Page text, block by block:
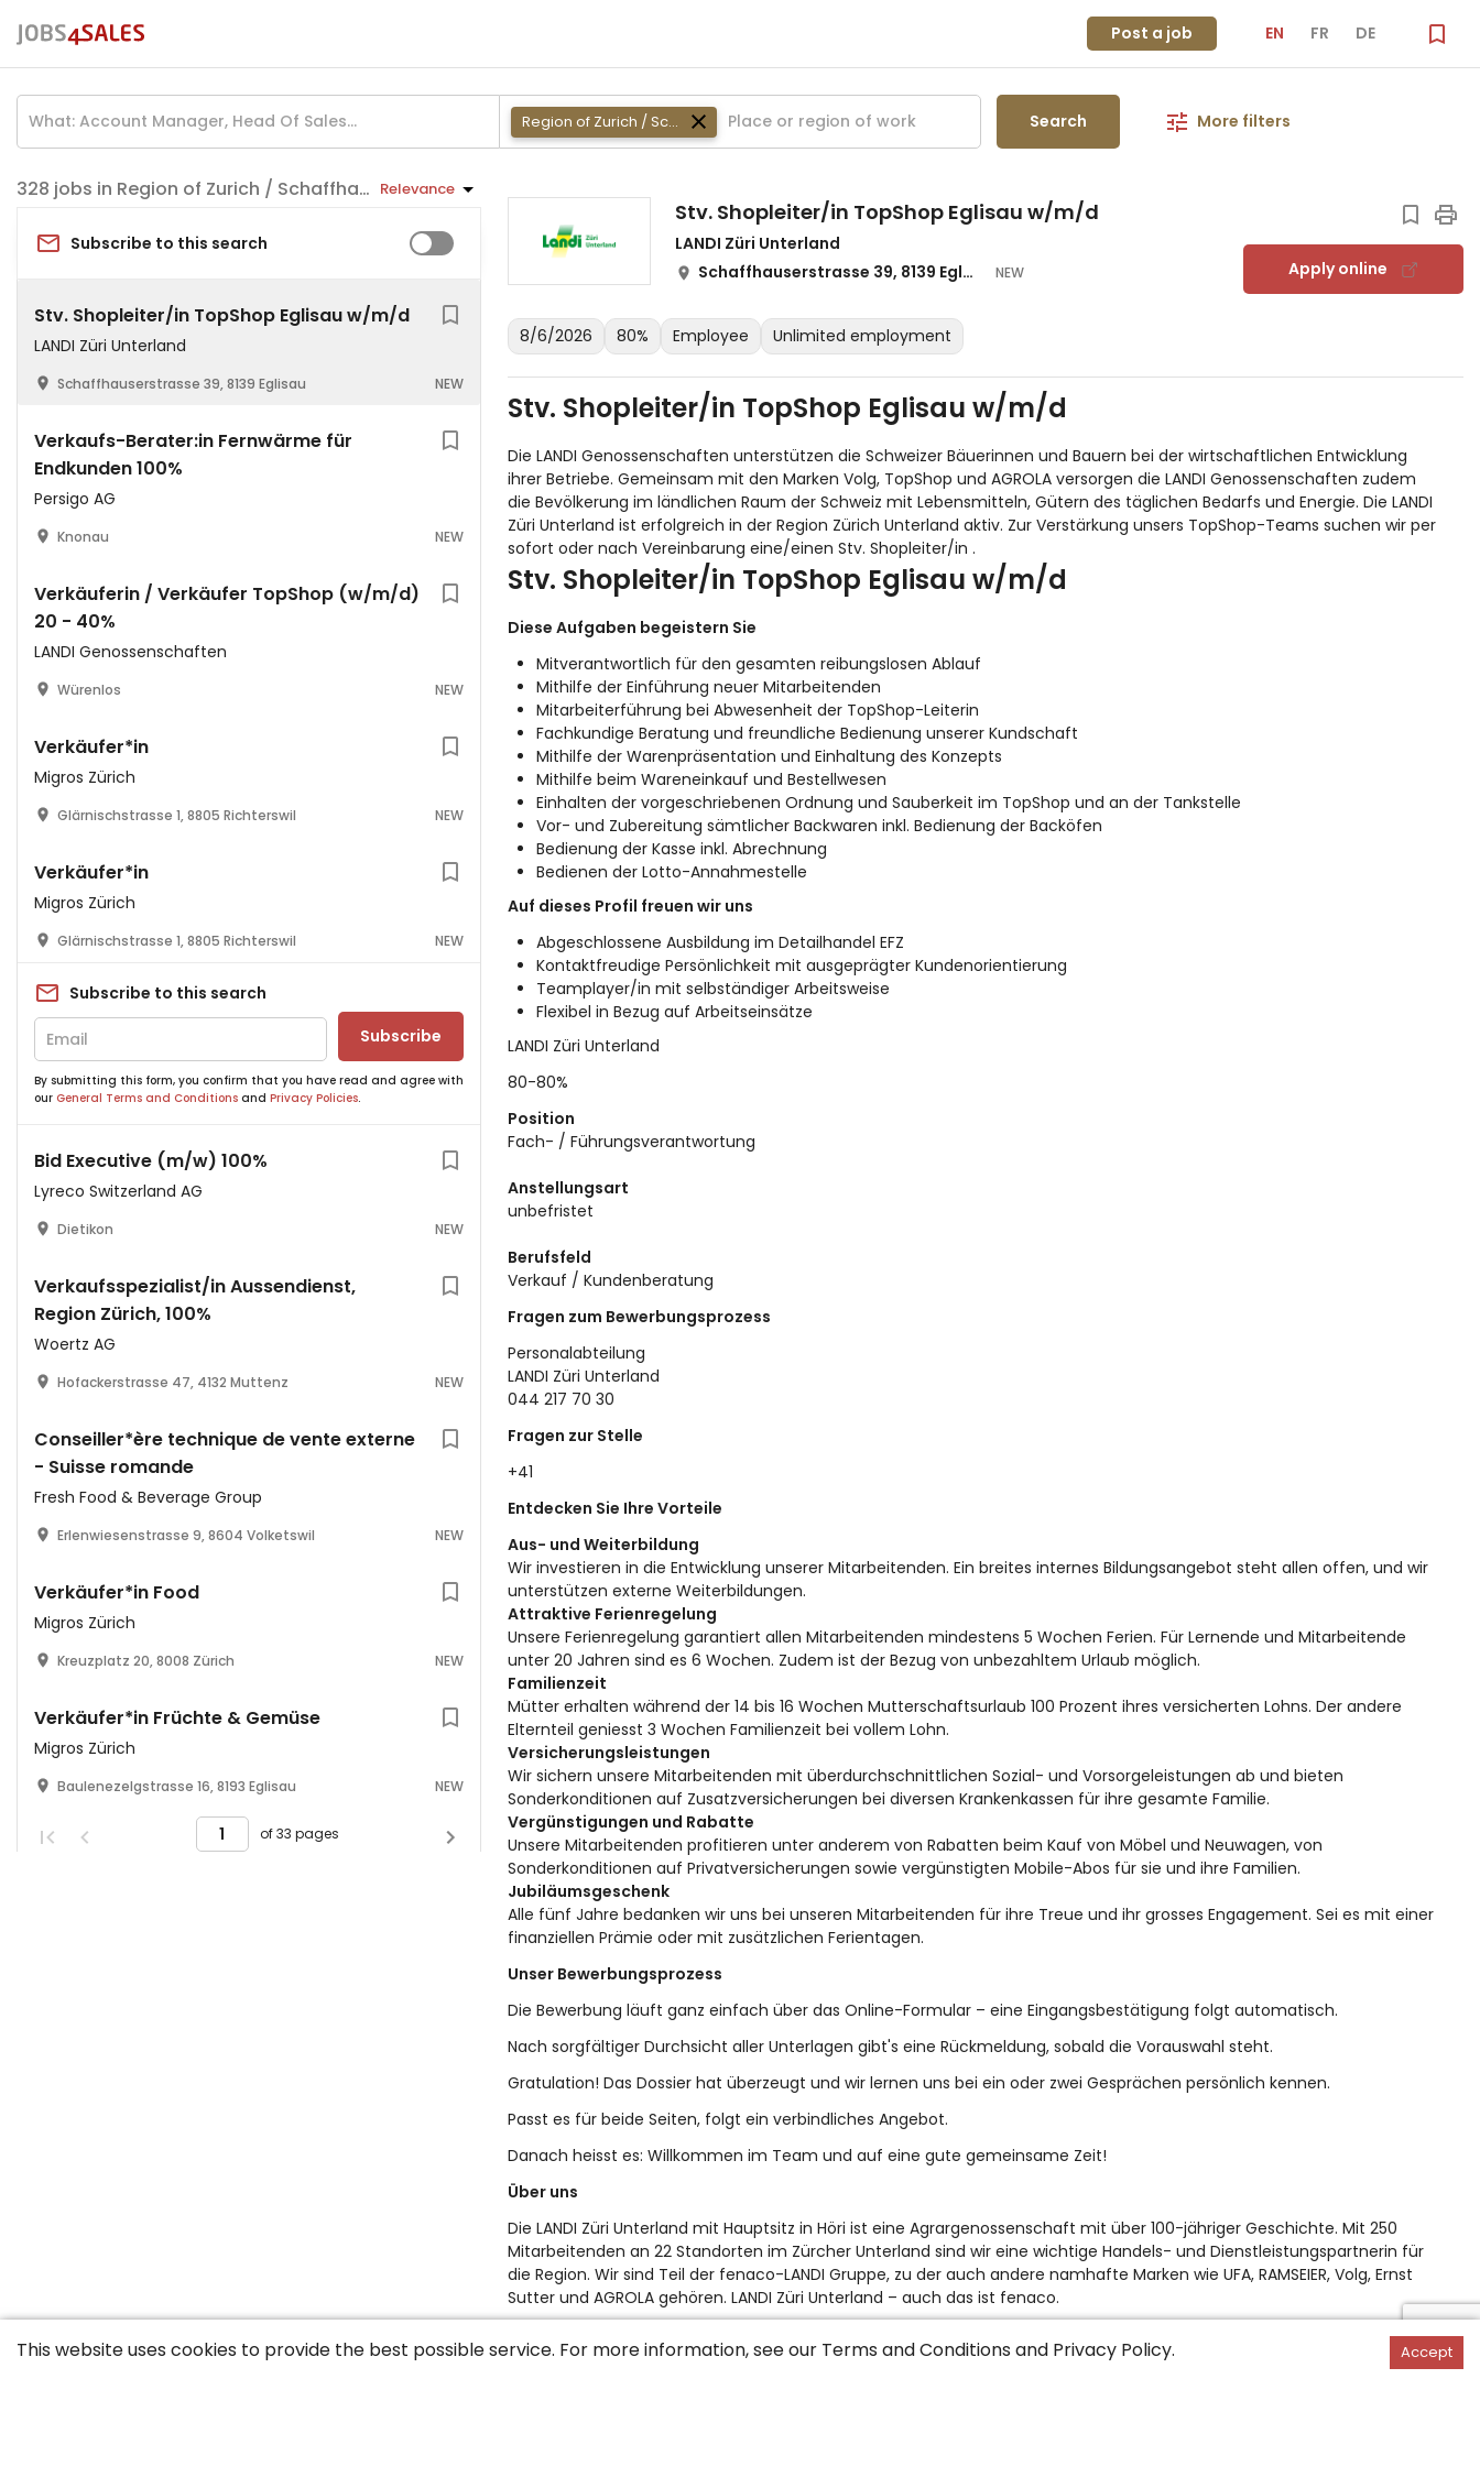
Post a job EN FR DE
Region of Zurich / Schaffhausen Search More filters
jobs in Region of Zurich / Schaffhausen Relevance
Subscribe to this search
Stv. Shopleiter/in TopShop Eglisau w/m/d
LANDI Züri Unterland
Schaffhauserstrasse 39, 8139 Eglisau NEW
Verkaufs-Berater:in Fernwärme für
Endkunden 100%
Persigo AG
Knonau NEW
Verkäuferin / Verkäufer TopShop (w/m/d)
20 - 40%
LANDI Genossenschaften
Würenlos NEW
Verkäufer*in
Migros Zürich
Glärnischstrasse 1, 8805 Richterswil NEW
Verkäufer*in
Migros Zürich
Glärnischstrasse 1, 8805 Richterswil NEW
Subscribe to this search
Subscribe
By submitting this form, you confirm that you have read and agree with
our General Terms and Conditions and Privacy Policies.
Bid Executive (m/w) 100%
Lyreco Switzerland AG
Dietikon NEW
Verkaufsspezialist/in Aussendienst,
Region Zürich, 100%
Woertz AG
Hofackerstrasse 47, 4132 Muttenz NEW
Conseiller*ère technique de vente externe
- Suisse romande
Fresh Food & Beverage Group
Erlenwiesenstrasse 9, 8604 Volketswil NEW
Verkäufer*in Food
Migros Zürich
Kreuzplatz 20, 8008 Zürich NEW
Verkäufer*in Früchte & Gemüse
Migros Zürich
Baulenezelgstrasse 16, 8193 Eglisau NEW
of 33 pages
Stv. Shopleiter/in TopShop Eglisau w/m/d
LANDI Züri Unterland
Schaffhauserstrasse 39, 8139 Eglisau
NEW Apply online
8/6/2026 80% Employee Unlimited employment
Stv. Shopleiter/in TopShop Eglisau w/m/d
Die LANDI Genossenschaften unterstützen die Schweizer Bäuerinnen und Bauern bei der wirtschaftlichen Entwicklung
ihrer Betriebe. Gemeinsam mit den Marken Volg, TopShop und AGROLA versorgen die LANDI Genossenschaften zudem
die Bevölkerung im ländlichen Raum der Schweiz mit Lebensmitteln, Gütern des täglichen Bedarfs und Energie. Die LANDI
Züri Unterland ist erfolgreich in der Region Zürich Unterland aktiv. Zur Verstärkung unsers TopShop-Teams suchen wir per
sofort oder nach Vereinbarung eine/einen Stv. Shopleiter/in .
Stv. Shopleiter/in TopShop Eglisau w/m/d
Diese Aufgaben begeistern Sie
Mitverantwortlich für den gesamten reibungslosen Ablauf
Mithilfe der Einführung neuer Mitarbeitenden
Mitarbeiterführung bei Abwesenheit der TopShop-Leiterin
Fachkundige Beratung und freundliche Bedienung unserer Kundschaft
Mithilfe der Warenpräsentation und Einhaltung des Konzepts
Mithilfe beim Wareneinkauf und Bestellwesen
Einhalten der vorgeschriebenen Ordnung und Sauberkeit im TopShop und an der Tankstelle
Vor- und Zubereitung sämtlicher Backwaren inkl. Bedienung der Backöfen
Bedienung der Kasse inkl. Abrechnung
Bedienen der Lotto-Annahmestelle
Auf dieses Profil freuen wir uns
Abgeschlossene Ausbildung im Detailhandel EFZ
Kontaktfreudige Persönlichkeit mit ausgeprägter Kundenorientierung
Teamplayer/in mit selbständiger Arbeitsweise
Flexibel in Bezug auf Arbeitseinsätze
LANDI Züri Unterland
80-80%
Position
Fach- / Führungsverantwortung
Anstellungsart
unbefristet
Berufsfeld
Verkauf / Kundenberatung
Fragen zum Bewerbungsprozess
Personalabteilung
LANDI Züri Unterland
044 217 70 30
Fragen zur Stelle
+41
Entdecken Sie Ihre Vorteile
Aus- und Weiterbildung
Wir investieren in die Entwicklung unserer Mitarbeitenden. Ein breites internes Bildungsangebot steht allen offen, und wir
unterstützen externe Weiterbildungen.
Attraktive Ferienregelung
Unsere Ferienregelung garantiert allen Mitarbeitenden mindestens 5 Wochen Ferien. Für Lernende und Mitarbeitende
unter 20 Jahren sind es 6 Wochen. Zudem ist der Bezug von unbezahltem Urlaub möglich.
Familienzeit
Mütter erhalten während der 14 bis 16 Wochen Mutterschaftsurlaub 100 Prozent ihres versicherten Lohns. Der andere
Elternteil geniesst 3 Wochen Familienzeit bei vollem Lohn.
Versicherungsleistungen
Wir sichern unsere Mitarbeitenden mit überdurchschnittlichen Sozial- und Vorsorgeleistungen ab und bieten
Sonderkonditionen auf Zusatzversicherungen bei diversen Krankenkassen für ihre gesamte Familie.
Vergünstigungen und Rabatte
Unsere Mitarbeitenden profitieren unter anderem von Rabatten beim Kauf von Möbel und Neuwagen, von
Sonderkonditionen auf Privatversicherungen sowie vergünstigten Mobile-Abos für sie und ihre Familien.
Jubiläumsgeschenk
Alle fünf Jahre bedanken wir uns bei unseren Mitarbeitenden für ihre Treue und ihr grosses Engagement. Sei es mit einer
finanziellen Prämie oder mit zusätzlichen Ferientagen.
Unser Bewerbungsprozess
Die Bewerbung läuft ganz einfach über das Online-Formular – eine Eingangsbestätigung folgt automatisch.
Nach sorgfältiger Durchsicht aller Unterlagen gibt's eine Rückmeldung, sobald die Vorauswahl steht.
Gratulation! Das Dossier hat überzeugt und wir lernen uns bei ein oder zwei Gesprächen persönlich kennen.
Passt es für beide Seiten, folgt ein verbindliches Angebot.
Danach heisst es: Willkommen im Team und auf eine gute gemeinsame Zeit!
Über uns
Die LANDI Züri Unterland mit Hauptsitz in Höri ist eine Agrargenossenschaft mit über 100-jähriger Geschichte. Mit 250
Mitarbeitenden an 22 Standorten im Zürcher Unterland sind wir eine wichtige Handels- und Dienstleistungspartnerin für
die Region. Wir sind Teil der fenaco-LANDI Gruppe, zu der auch andere namhafte Marken wie UFA, RAMSEIER, Volg, Ernst
Sutter und AGROLA gehören. LANDI Züri Unterland – auch das ist fenaco.
This website uses cookies to provide the best possible service. For more information, see our Terms and Conditions and Privacy Policy. Accept